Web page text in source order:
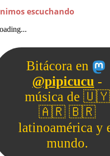
escuchando